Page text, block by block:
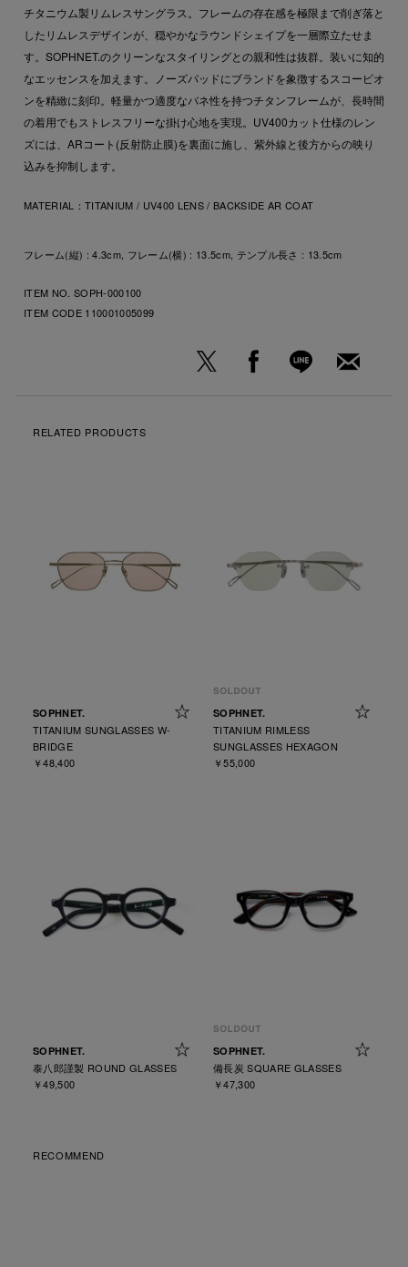
チタニウム製リムレスサングラス。フレームの存在感を極限まで削ぎ落と
したリムレスデザインが、穏やかなラウンドシェイプを一層際立たせま
す。SOPHNET.のクリーンなスタイリングとの親和性は抜群。装いに知的
なエッセンスを加えます。ノーズパッドにブランドを象徴するスコーピオ
ンを精緻に刻印。軽量かつ適度なバネ性を持つチタンフレームが、長時間
の着用でもストレスフリーな掛け心地を実現。UV400カット仕様のレン
ズには、ARコート(反射防止膜)を裏面に施し、紫外線と後方からの映り
込みを抑制します。
MATERIAL： TITANIUM / UV400 LENS / BACKSIDE AR COAT
フレーム(縦) : 4.3cm, フレーム(横) : 13.5cm, テンプル長さ : 13.5cm
ITEM NO. SOPH-000100
ITEM CODE 110001005099
RELATED PRODUCTS
SOPHNET.
TITANIUM SUNGLASSES W-
BRIDGE
￥48,400
SOPHNET.
TITANIUM RIMLESS
SUNGLASSES HEXAGON
￥55,000
SOPHNET.
泰八郎謹製 ROUND GLASSES
￥49,500
SOPHNET.
備長炭 SQUARE GLASSES
￥47,300
RECOMMEND